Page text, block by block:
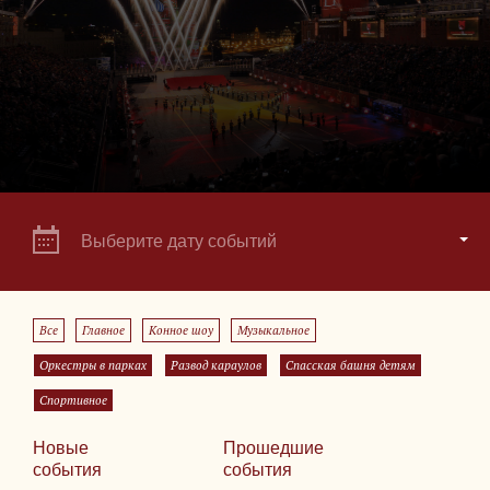
Выберите дату событий
Все Главное Конное шоу Музыкальное
Оркестры в парках Развод караулов Спасская башня детям
Спортивное
Новые
события
Прошедшие
события